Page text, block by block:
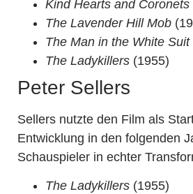
Kind Hearts and Coronets
The Lavender Hill Mob
The Man in the White Suit
The Ladykillers (1955)
Peter Sellers
Sellers nutzte den Film als
Entwicklung in den folgenden
Schauspieler in echter
The Ladykillers (1955)